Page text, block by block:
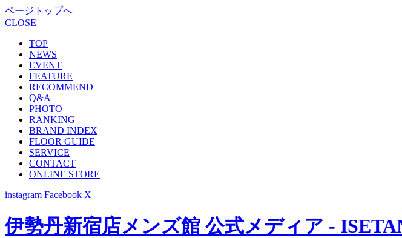
ページトップへ
CLOSE
TOP
NEWS
EVENT
FEATURE
RECOMMEND
Q&A
PHOTO
RANKING
BRAND INDEX
FLOOR GUIDE
SERVICE
CONTACT
ONLINE STORE
instagram Facebook X
伊勢丹新宿店メンズ館 公式メディア -